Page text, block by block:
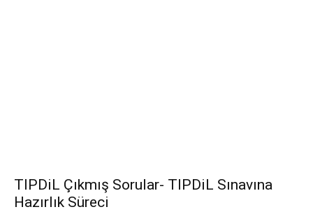
TIPDiL Çıkmış Sorular- TIPDiL Sınavına
Hazırlık Süreci